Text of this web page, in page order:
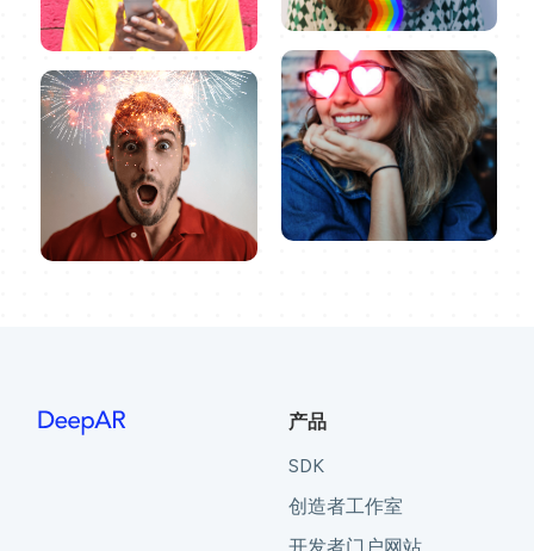
产品
SDK
创造者工作室